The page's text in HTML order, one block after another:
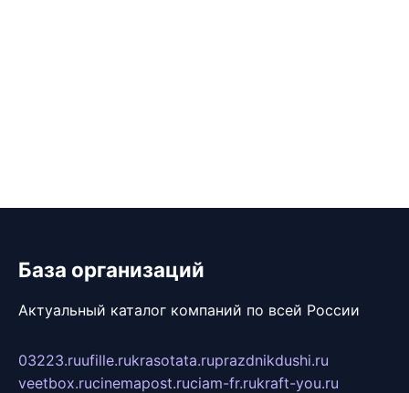
База организаций
Актуальный каталог компаний по всей России
03223.ruufille.rukrasotata.ruprazdnikdushi.ru
veetbox.rucinemapost.ruciam-fr.rukraft-you.ru